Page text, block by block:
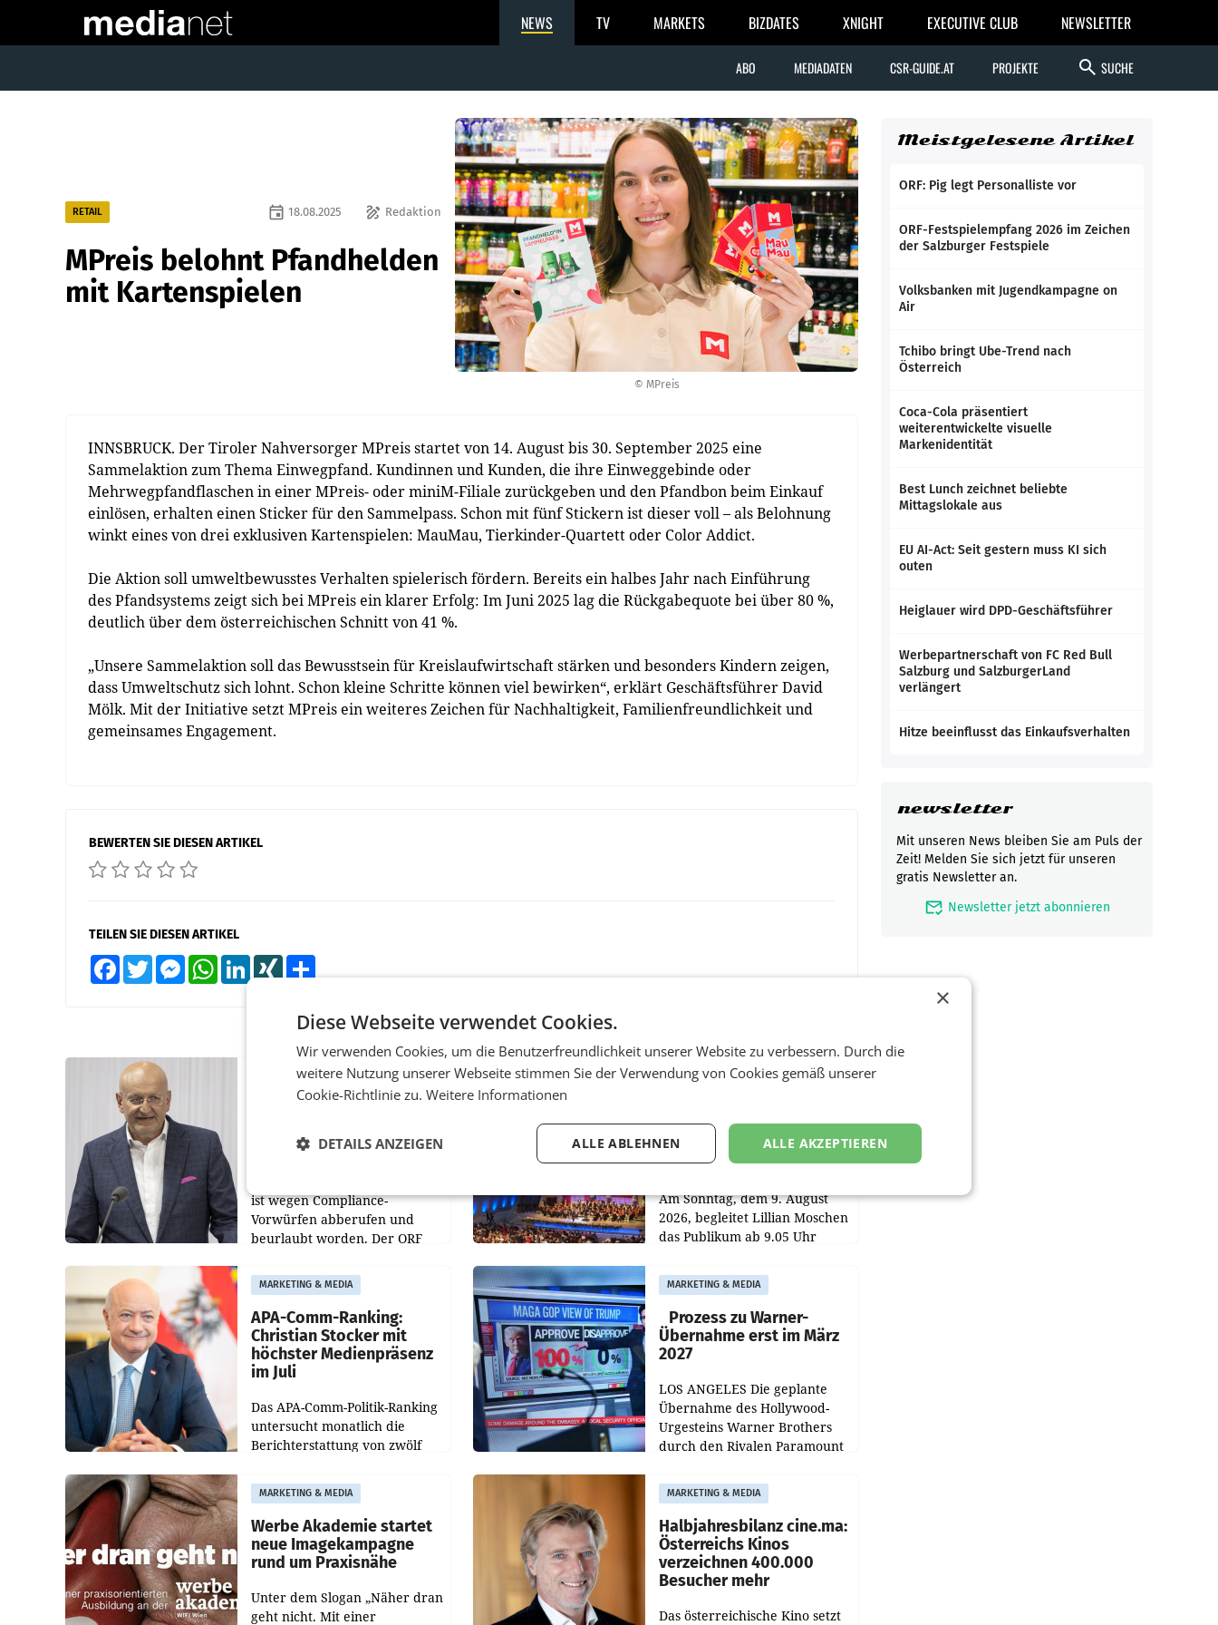
NEWS TV MARKETS BIZDATES XNIGHT EXECUTIVE CLUB NEWSLETTER
ABO MEDIADATEN CSR-GUIDE.AT PROJEKTE search SUCHE
© MPreis
RETAIL draw Redaktion
event 18.08.2025
MPreis belohnt Pfandhelden
mit Kartenspielen
INNSBRUCK. Der Tiroler Nahversorger MPreis startet von 14. August bis 30. September 2025 eine
Sammelaktion zum Thema Einwegpfand. Kundinnen und Kunden, die ihre Einweggebinde oder
Mehrwegpfandflaschen in einer MPreis- oder miniM-Filiale zurückgeben und den Pfandbon beim Einkauf
einlösen, erhalten einen Sticker für den Sammelpass. Schon mit fünf Stickern ist dieser voll – als Belohnung
winkt eines von drei exklusiven Kartenspielen: MauMau, Tierkinder-Quartett oder Color Addict.
Die Aktion soll umweltbewusstes Verhalten spielerisch fördern. Bereits ein halbes Jahr nach Einführung
des Pfandsystems zeigt sich bei MPreis ein klarer Erfolg: Im Juni 2025 lag die Rückgabequote bei über 80 %,
deutlich über dem österreichischen Schnitt von 41 %.
„Unsere Sammelaktion soll das Bewusstsein für Kreislaufwirtschaft stärken und besonders Kindern zeigen,
dass Umweltschutz sich lohnt. Schon kleine Schritte können viel bewirken“, erklärt Geschäftsführer David
Mölk. Mit der Initiative setzt MPreis ein weiteres Zeichen für Nachhaltigkeit, Familienfreundlichkeit und
gemeinsames Engagement.
BEWERTEN SIE DIESEN ARTIKEL
TEILEN SIE DIESEN ARTIKEL
FacebookTwitter MessengerWhatsAppLinkedInXING
PRIMENEWS
ist wegen Compliance-
Vorwürfen abberufen und
beurlaubt worden. Der ORF
entsprechende
Medienberichte.
MARKETING & MEDIA
widmet sich 20 Jahren
Grafenegg Festival und
Peter Simonischek
Am Sonntag, dem 9. August
2026, begleitet Lillian Moschen
das Publikum ab 9.05 Uhr
„Kulturmatinee“. Die Sendung
startet mit der Dokumentation
„20 Jahre Grafenegg
MARKETING & MEDIA
APA-Comm-Ranking:
Christian Stocker mit
höchster Medienpräsenz
im Juli
Das APA-Comm-Politik-Ranking
untersucht monatlich die
Berichterstattung von zwölf
Tageszeitungen und analysiert,
welche Politikerinnen und
Politiker Österreichs die
MARKETING & MEDIA
Prozess zu Warner-
Übernahme erst im März
2027
LOS ANGELES Die geplante
Übernahme des Hollywood-
Urgesteins Warner Brothers
durch den Rivalen Paramount
Schwebe bleiben. Eine
Richterin setzte den Prozess zu
MARKETING & MEDIA
Werbe Akademie startet
neue Imagekampagne
rund um Praxisnähe
Unter dem Slogan „Näher dran
geht nicht. Mit einer
MARKETING & MEDIA
Halbjahresbilanz cine.ma:
Österreichs Kinos
verzeichnen 400.000
Besucher mehr
Das österreichische Kino setzt
Meistgelesene Artikel
ORF: Pig legt Personalliste vor
ORF-Festspielempfang 2026 im Zeichen
der Salzburger Festspiele
Volksbanken mit Jugendkampagne on
Air
Tchibo bringt Ube-Trend nach
Österreich
Coca-Cola präsentiert
weiterentwickelte visuelle
Markenidentität
Best Lunch zeichnet beliebte
Mittagslokale aus
EU AI-Act: Seit gestern muss KI sich
outen
Heiglauer wird DPD-Geschäftsführer
Werbepartnerschaft von FC Red Bull
Salzburg und SalzburgerLand
verlängert
Hitze beeinflusst das Einkaufsverhalten
newsletter
Mit unseren News bleiben Sie am Puls der
Zeit! Melden Sie sich jetzt für unseren
gratis Newsletter an.
mark_email_read Newsletter jetzt abonnieren
×
Diese Webseite verwendet Cookies.
Wir verwenden Cookies, um die Benutzerfreundlichkeit unserer Website zu verbessern. Durch die
weitere Nutzung unserer Webseite stimmen Sie der Verwendung von Cookies gemäß unserer
Cookie-Richtlinie zu. Weitere Informationen
ALLE AKZEPTIEREN
ALLE ABLEHNEN
DETAILS ANZEIGEN